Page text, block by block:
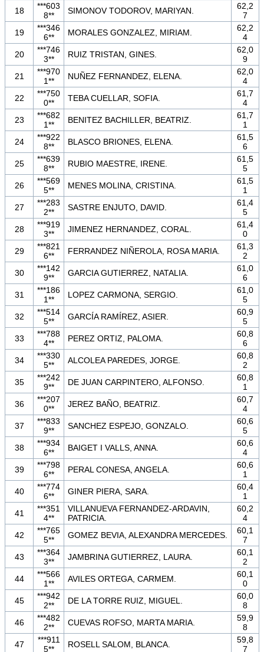
18
***603
8**
SIMONOV TODOROV, MARIYAN.
62,2
7
19
***346
6**
MORALES GONZALEZ, MIRIAM.
62,2
4
20
***746
3**
RUIZ TRISTAN, GINES.
62,0
9
21
***970
1**
NUÑEZ FERNANDEZ, ELENA.
62,0
4
22
***750
0**
TEBA CUELLAR, SOFIA.
61,7
4
23
***682
1**
BENITEZ BACHILLER, BEATRIZ.
61,7
1
24
***922
8**
BLASCO BRIONES, ELENA.
61,5
6
25
***639
8**
RUBIO MAESTRE, IRENE.
61,5
5
26
***569
5**
MENES MOLINA, CRISTINA.
61,5
1
27
***283
2**
SASTRE ENJUTO, DAVID.
61,4
5
28
***919
3**
JIMENEZ HERNANDEZ, CORAL.
61,4
0
29
***821
6**
FERRANDEZ NIÑEROLA, ROSA MARIA.
61,3
2
30
***142
9**
GARCIA GUTIERREZ, NATALIA.
61,0
6
31
***186
1**
LOPEZ CARMONA, SERGIO.
61,0
5
32
***514
5**
GARCÍA RAMÍREZ, ASIER.
60,9
5
33
***788
4**
PEREZ ORTIZ, PALOMA.
60,8
6
34
***330
5**
ALCOLEA PAREDES, JORGE.
60,8
2
35
***242
9**
DE JUAN CARPINTERO, ALFONSO.
60,8
1
36
***207
0**
JEREZ BAÑO, BEATRIZ.
60,7
4
37
***833
9**
SANCHEZ ESPEJO, GONZALO.
60,6
5
38
***934
6**
BAIGET I VALLS, ANNA.
60,6
4
39
***798
6**
PERAL CONESA, ANGELA.
60,6
1
40
***774
6**
GINER PIERA, SARA.
60,4
1
41
***351
4**
VILLANUEVA FERNANDEZ-ARDAVIN,
PATRICIA.
60,2
4
42
***765
5**
GOMEZ BEVIA, ALEXANDRA MERCEDES.
60,1
7
43
***364
3**
JAMBRINA GUTIERREZ, LAURA.
60,1
2
44
***566
1**
AVILES ORTEGA, CARMEM.
60,1
0
45
***942
2**
DE LA TORRE RUIZ, MIGUEL.
60,0
8
46
***482
2**
CUEVAS ROFSO, MARTA MARIA.
59,9
8
47
***911
5**
ROSELL SALOM, BLANCA.
59,8
7